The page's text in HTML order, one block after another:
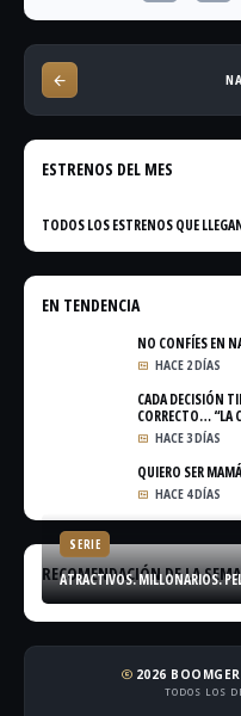
ESTRENOS DEL MES
TODOS LOS ESTRENOS QUE
EN TENDENCIA
NO CONFÍES EN
HACE 2 DÍAS
CADA DECISIÓN
CORRECTO… “LA
HACE 3 DÍAS
QUIERO SER
HACE 4 DÍAS
RECOMENDACIÓN DE LA
SERIE
ATRACTIVOS. MILLONARIOS.
copyright 2026
TODOS LOS